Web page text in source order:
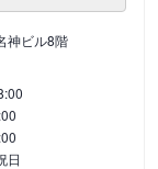
神ビル8階
日